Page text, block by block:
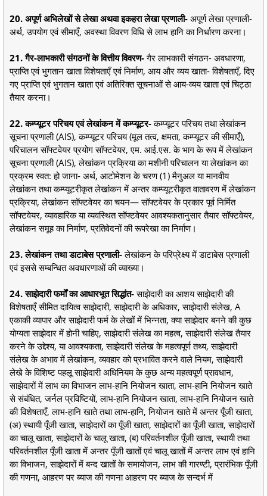
20. अपूर्ण अभिलेखों से लेखा अथवा इकहरा लेखा प्रणाली- अपूर्ण लेखा प्रणाली-
अर्थ, उपयोग एवं सीमाएँ, अवस्था विवरण विधि से लाभ हानि का निर्धारण करना।
21. गैर-लाभकारी संगठनों के वित्तीय विवरण-गैर लाभकारी संगठन- अवधारणा,
प्राप्ति एवं भुगतान खाता विशेषताएँ एवं निर्माण, आय और व्यय खाता- विशेषताएँ, दिए
गए प्राप्ति एवं भुगतान खाता एवं अतिरिक्त सूचनाओं से आय-व्यय खाता एवं चिट्ठा
तैयार करना।
22. कम्प्यूटर परिचय एवं लेखांकन में कम्प्यूटर-कम्प्यूटर परिचय तथा लेखांकन
सूचना प्रणाली (AIS), कम्प्यूटर परिचय (मूल तत्व, क्षमता, कम्प्यूटर की सीमाएँ),
परिचालन सॉफ्टवेयर प्रयोग सॉफ्टवेयर, एम. आई.एस. के भाग के रूप में लेखांकन
सूचना प्रणाली (AIS), लेखांकन प्रक्रिया का मशीनी परिचालन या लेखांकन का
प्रक्रम स्वत: हो जाना- अर्थ, आटोमेशन के चरण (1) मैनुअल या मानवीय
लेखांकन तथा कम्प्यूटरीकृत लेखांकन में अन्तर कम्प्यूटरीकृत वातावरण में लेखांकन
प्रक्रिया, लेखांकन सॉफ्टवेयर का चयन— सॉफ्टवेयर के प्रकार पूर्व निर्मित
सॉफ्टवेयर, व्यावहारिक या व्यवस्थित सॉफ्टवेयर आवश्यकतानुसार तैयार सॉफ्टवेयर,
लेखांकन समूह का निर्माण, प्रतिवेदनों की रूपरेखा का निर्माण।
23. लेखांकन तथा डाटाबेस प्रणाली-लेखांकन के परिप्रेक्ष्य में डाटाबेस प्रणाली
एवं इससे सम्बन्धित अवधारणाओं की व्याख्या।
24. साझेदारी फर्मों का आधारभूत सिद्धांत-साझेदारी का आशय साझेदारी की
विशेषताएँ सीमित दायित्व साझेदारी, साझेदारी के अधिकार, साझेदारी संलेख, A
एकाकी व्यापार और साझेदारी फर्म के लेखों में भिन्नता, क्या साझेदार बनने की कुछ
योग्यता साझेदार में होनी चाहिए, साझेदारी संलेख का महत्व, साझेदारी संलेख तैयार
करने के उद्देश्य, या आवश्यकता, साझेदारी संलेख के महत्वपूर्ण तथ्य, साझेदारी
संलेख के अभाव में लेखांकन, व्यवहार को प्रभावित करने वाले नियम, साझेदारी
लेखे के विशिष्ट पहलू साझेदारी अधिनियम के कुछ अन्य महत्वपूर्ण प्रावधान,
साझेदारों में लाभ का विभाजन लाभ-हानि नियोजन खाता, लाभ-हानि नियोजन खाते
से संबंधित, जर्नल प्रविष्टियों, लाभ-हानि नियोजन खाता, लाभ-हानि नियोजन खाते
की विशेषताएँ, लाभ-हानि खाते तथा लाभ-हानि, नियोजन खाते में अन्तर पूँजी खाता,
(अ) स्थायी पूँजी खाता, साझेदारों का पूँजी खाता, साझेदारों का पूँजी खाता, साझेदारों
का चालू खाता, साझेदारों के चालू खाता, (ब) परिवर्तनशील पूँजी खाता, स्थायी तथा
परिवर्तनशील पूँजी खाता में अन्तर पूँजी खातों एवं चालू खातों में अन्तर लाभ एवं हानि
का विभाजन, साझेदारों में बन्द खातों के समायोजन, लाभ की गारण्टी, प्रारंभिक पूँजी
की गणना, आहरण पर ब्याज की गणना आहरण पर ब्याज के सन्दर्भ में